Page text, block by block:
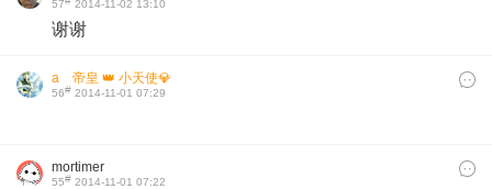
57 2014-11-02 13:10
谢谢
aゞ帝皇 👑 小天使💎
56# 2014-11-01 07:29
mortimer
55# 2014-11-01 07:22